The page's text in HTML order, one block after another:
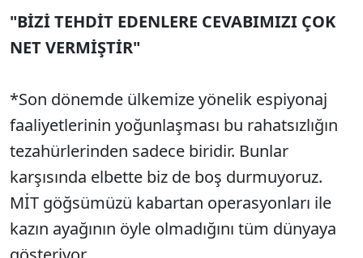
"BİZİ TEHDİT EDENLERE CEVABIMIZI ÇOK
NET VERMİŞTİR"
*Son dönemde ülkemize yönelik espiyonaj
faaliyetlerinin yoğunlaşması bu rahatsızlığın
tezahürlerinden sadece biridir. Bunlar
karşısında elbette biz de boş durmuyoruz.
MİT göğsümüzü kabartan operasyonları ile
kazın ayağının öyle olmadığını tüm dünyaya